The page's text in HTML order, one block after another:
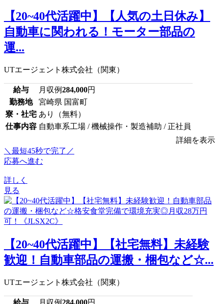
【20~40代活躍中】【人気の土日休み】
自動車に関われる！モーター部品の
運...
UTエージェント株式会社（関東）
給与 月収例284,000円
勤務地
宮崎県 国富町
寮・社宅 あり（無料）
仕事内容 自動車系工場 / 機械操作・製造補助 / 正社員
詳細を表示
＼最短45秒で完了／
応募へ進む
詳しく
見る
【20~40代活躍中】【社宅無料】未経験
歓迎！自動車部品の運搬・梱包など☆...
UTエージェント株式会社（関東）
給与 月収例284,000円